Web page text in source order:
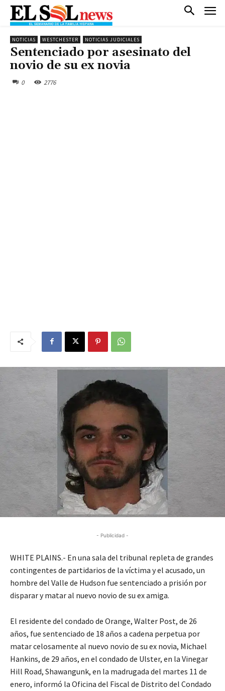
NOTICIAS WESTCHESTER NOTICIAS JUDICIALES
Sentenciado por asesinato del
novio de su ex novia
0 2776
- Publicidad -
WHITE PLAINS.- En una sala del tribunal repleta de grandes
contingentes de partidarios de la víctima y el acusado, un
hombre del Valle de Hudson fue sentenciado a prisión por
disparar y matar al nuevo novio de su ex amiga.
El residente del condado de Orange, Walter Post, de 26
años, fue sentenciado de 18 años a cadena perpetua por
matar celosamente al nuevo novio de su ex novia, Michael
Hankins, de 29 años, en el condado de Ulster, en la Vinegar
Hill Road, Shawangunk, en la madrugada del martes 11 de
enero, informó la Oficina del Fiscal de Distrito del Condado